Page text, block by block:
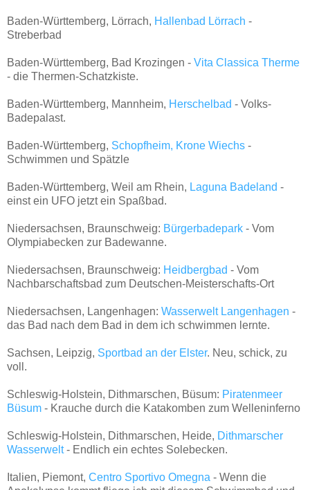
Baden-Württemberg, Lörrach, Hallenbad Lörrach -
Streberbad
Baden-Württemberg, Bad Krozingen - Vita Classica Therme
- die Thermen-Schatzkiste.
Baden-Württemberg, Mannheim, Herschelbad - Volks-
Badepalast.
Baden-Württemberg, Schopfheim, Krone Wiechs -
Schwimmen und Spätzle
Baden-Württemberg, Weil am Rhein, Laguna Badeland -
einst ein UFO jetzt ein Spaßbad.
Niedersachsen, Braunschweig: Bürgerbadepark - Vom
Olympiabecken zur Badewanne.
Niedersachsen, Braunschweig: Heidbergbad - Vom
Nachbarschaftsbad zum Deutschen-Meisterschafts-Ort
Niedersachsen, Langenhagen: Wasserwelt Langenhagen -
das Bad nach dem Bad in dem ich schwimmen lernte.
Sachsen, Leipzig, Sportbad an der Elster. Neu, schick, zu
voll.
Schleswig-Holstein, Dithmarschen, Büsum: Piratenmeer
Büsum - Krauche durch die Katakomben zum Welleninferno
Schleswig-Holstein, Dithmarschen, Heide, Dithmarscher
Wasserwelt- Endlich ein echtes Solebecken.
Italien, Piemont, Centro Sportivo Omegna - Wenn die